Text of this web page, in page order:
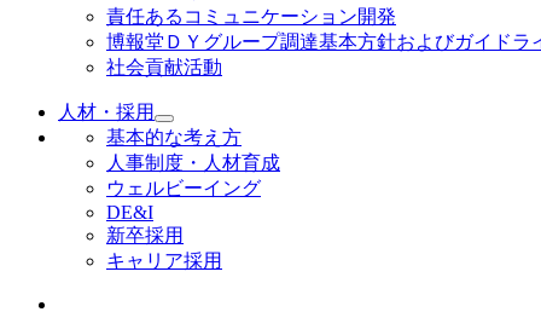
責任あるコミュニケーション開発
博報堂ＤＹグループ調達基本方針およびガイドラ
社会貢献活動
人材・採用
基本的な考え方
人事制度・人材育成
ウェルビーイング
DE&I
新卒採用
キャリア採用